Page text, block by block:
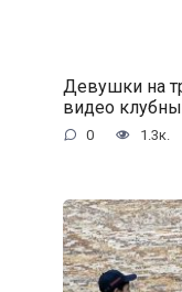
Девушки на
видео
0 1.3к.